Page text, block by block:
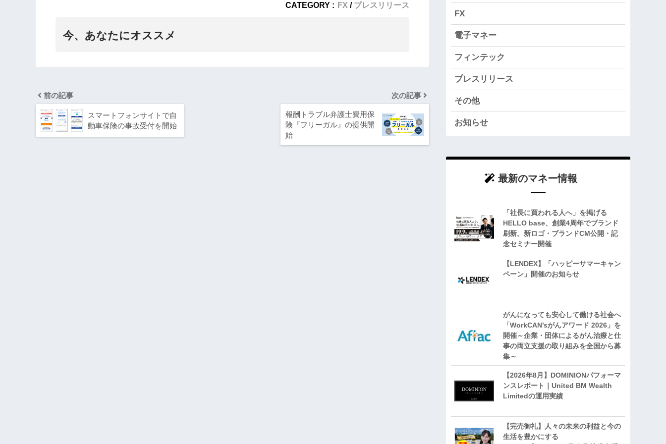
CATEGORY : FX プレスリリース
今、あなたにオススメ
前の記事
スマートフォンサイトで自
動車保険の事故受付を開始
次の記事
報酬トラブル弁護士費用保
険『フリーガル』の提供開
始
FX
電子マネー
フィンテック
プレスリリース
その他
お知らせ
最新のマネー情報
「社長に買われる人へ」を掲げる
HELLO base、創業4周年でブランド
刷新。新ロゴ・ブランドCM公開・記
念セミナー開催
【LENDEX】「ハッピーサマーキャン
ペーン」開催のお知らせ
がんになっても安心して働ける社会へ
「WorkCAN’sがんアワード 2026」を
開催～企業・団体によるがん治療と仕
事の両立支援の取り組みを全国から募
集～
【2026年8月】DOMINIONパフォーマ
ンスレポート｜United BM Wealth
Limitedの運用実績
【完売御礼】人々の未来の利益と今の
生活を豊かにする